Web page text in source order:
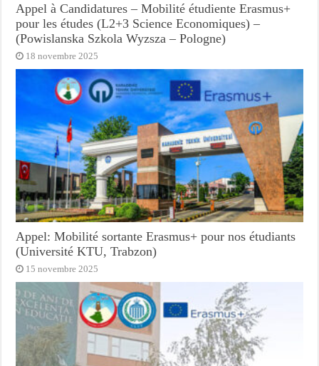
Appel à Candidatures – Mobilité étudiente Erasmus+
pour les études (L2+3 Science Economiques) –
(Powislanska Szkola Wyzsza – Pologne)
18 novembre 2025
Appel: Mobilité sortante Erasmus+ pour nos étudiants
(Université KTU, Trabzon)
15 novembre 2025